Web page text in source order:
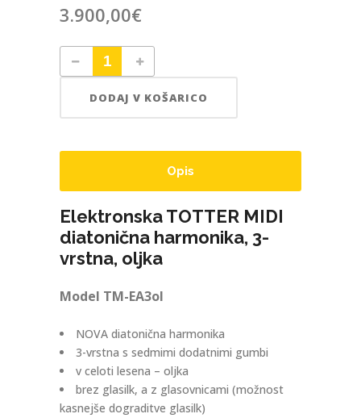
3.900,00€
DODAJ V KOŠARICO
Opis
Elektronska TOTTER MIDI
diatonična harmonika, 3-
vrstna, oljka
Model TM-EA3ol
NOVA diatonična harmonika
3-vrstna s sedmimi dodatnimi gumbi
v celoti lesena – oljka
brez glasilk, a z glasovnicami (možnost
kasnejše dograditve glasilk)